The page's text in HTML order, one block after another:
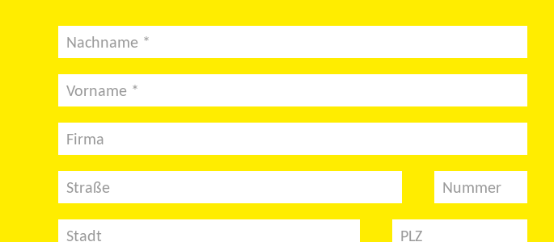
Nachname *
Vorname *
Firma
Straße Nummer
Stadt PLZ